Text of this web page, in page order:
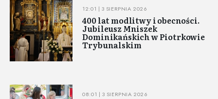
12:01 | 3 SIERPNIA 2026
400 lat modlitwy i obecności.
Jubileusz Mniszek
Dominikańskich w Piotrkowie
Trybunalskim
08:01 | 3 SIERPNIA 2026